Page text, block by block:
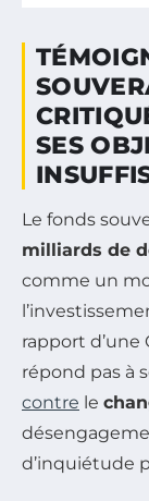
SES
Le fonds
milliards de
comme un
rapport d’une
répond pas à
contre le
d’inquiétude